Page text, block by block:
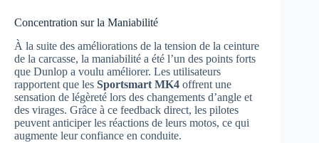
Concentration sur la Maniabilité
À la suite des améliorations de la tension de la ceinture
de la carcasse, la maniabilité a été l’un des points forts
que Dunlop a voulu améliorer. Les utilisateurs
rapportent que les Sportsmart MK4 offrent une
sensation de légèreté lors des changements d’angle et
des virages. Grâce à ce feedback direct, les pilotes
peuvent anticiper les réactions de leurs motos, ce qui
augmente leur confiance en conduite.